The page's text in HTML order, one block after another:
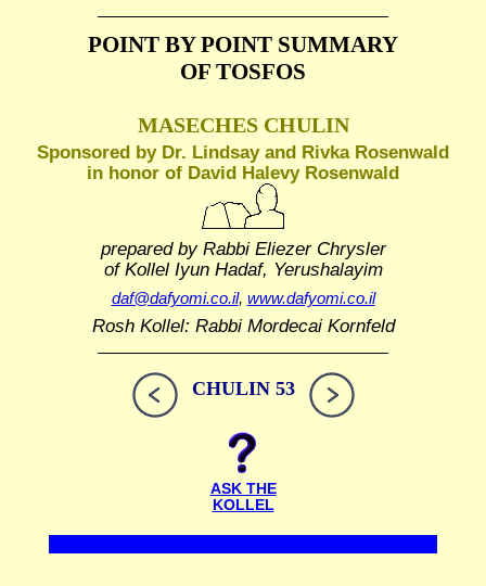
POINT BY POINT SUMMARY
OF TOSFOS
MASECHES CHULIN
Sponsored by Dr. Lindsay and Rivka Rosenwald
in honor of David Halevy Rosenwald
prepared by Rabbi Eliezer Chrysler
of Kollel Iyun Hadaf, Yerushalayim
daf@dafyomi.co.il, www.dafyomi.co.il
Rosh Kollel: Rabbi Mordecai Kornfeld
CHULIN 53
ASK THE
KOLLEL